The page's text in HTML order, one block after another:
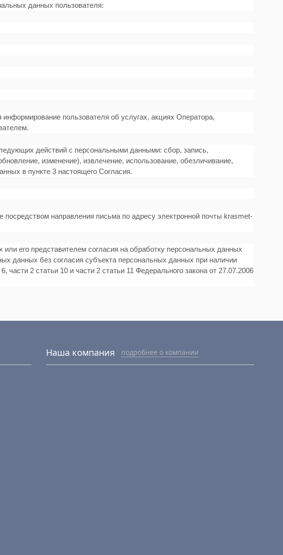
данных пользователя:
пользователя об услугах, акциях Оператора,
действий с персональными данными: сбор, запись,
изменение), извлечение, использование, обезличивание,
в пункте 3 настоящего Согласия.
посредством направления письма по адресу электронной почты krasmet-
его представителем согласия на обработку персональных данных
данных без согласия субъекта персональных данных при наличии
части 2 статьи 10 и части 2 статьи 11 Федерального закона от 27.07.2006
Наша компания подробнее о компании